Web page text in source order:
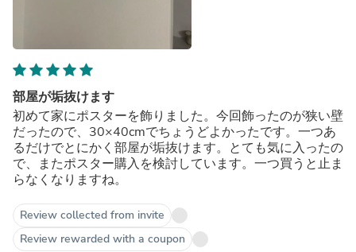
部屋が垢抜けます
初めて家にポスターを飾りました。今回飾ったのが狭い壁
だったので、30×40cmでちょうどよかったです。一つあ
るだけでとにかく部屋が垢抜けます。とても気に入ったの
で、またポスター購入を検討しています。一つ買うと止ま
らなくなりますね。
Review collected from invite
Review rewarded with a coupon